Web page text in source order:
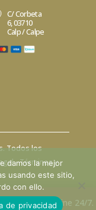
- Online 24/7.
C/ Corbeta
6, 03710
Calp / Calpe
. Todos los
-Términos y
⚡TeamhostStudio
damos la mejor
usando este sitio,
con ello.
de privacidad